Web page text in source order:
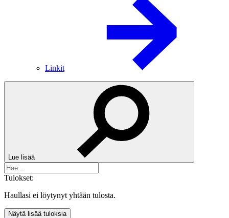
Linkit
Lue lisää
Tulokset:
Haullasi ei löytynyt yhtään tulosta.
Näytä lisää tuloksia